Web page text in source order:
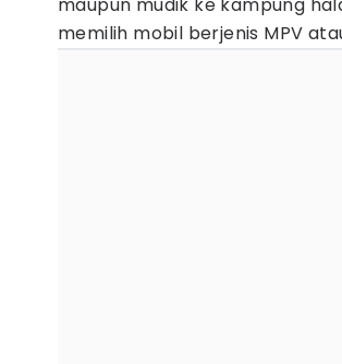
memilih mobil berjenis MPV